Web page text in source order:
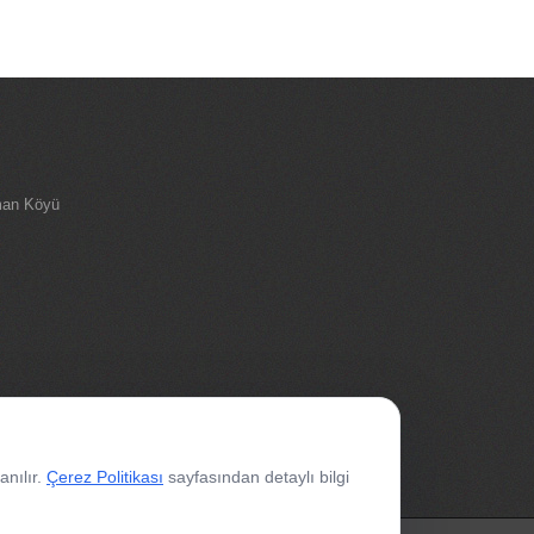
Köyü
Çerez Politikası sayfasından detaylı bilgi